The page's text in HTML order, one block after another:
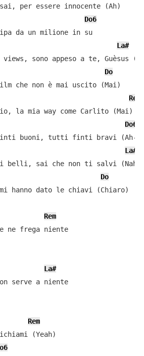
per essere innocente (Ah)
Do6
da un milione in su
La#
sono appeso a te, Guèsus
Do
che non è mai uscito (Mai)
Rem
la mia way come Carlito (Mai)
Do6
buoni, tutti finti bravi (Ah-
La#
sai che non ti salvi (Nah)
Do
hanno dato le chiavi (Chiaro)
Rem
ne frega niente
La#
serve a niente
Rem
(Yeah)